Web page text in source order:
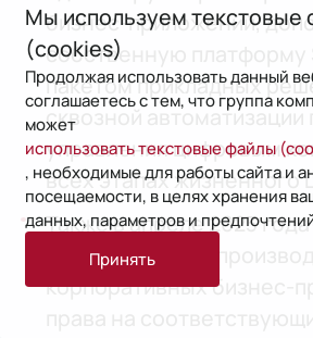
бизнес-приложений,
собственную платформу
пакетом прикладных
сквозной автоматизации
управления цифровым
всех этапах жизненного
Также в апреле 2023 года
приобрела трех
корпоративных бизнес-
Мы используем текстовые
(cookies)
Продолжая использовать данный
соглашаетесь с тем, что группа
может
использовать текстовые файлы
, необходимые для работы сайта и
посещаемости, в целях хранения
данных, параметров и
Принять